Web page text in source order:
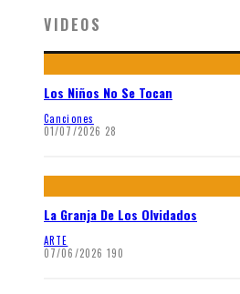
VIDEOS
Los Niños No Se Tocan
Canciones
01/07/2026 28
La Granja De Los Olvidados
ARTE
07/06/2026 190